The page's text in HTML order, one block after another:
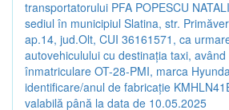
transportatorului PFA POPESCU
sediul în municipiul Slatina, str.
ap.14, jud.Olt, CUI 36161571, ca
autovehiculului cu destinaţia taxi,
înmatriculare OT-28-PMI, marca
identificare/anul de fabricație
valabilă până la data de 10.05.2025